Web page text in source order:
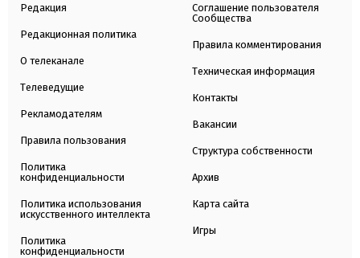
Редакция
Редакционная политика
О телеканале
Телеведущие
Рекламодателям
Правила пользования
Политика
конфиденциальности
Политика использования
искусственного интеллекта
Политика
конфиденциальности
Соглашение пользователя
Сообщества
Правила комментирования
Техническая информация
Контакты
Вакансии
Структура собственности
Архив
Карта сайта
Игры